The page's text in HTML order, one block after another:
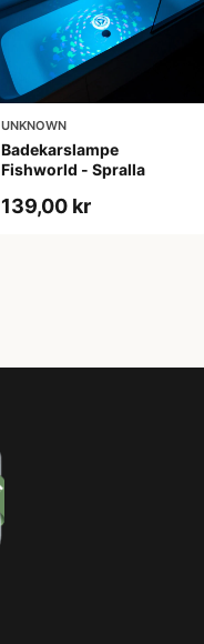
UNKNOWN
Badekarslampe
Fishworld - Spralla
139,00 kr